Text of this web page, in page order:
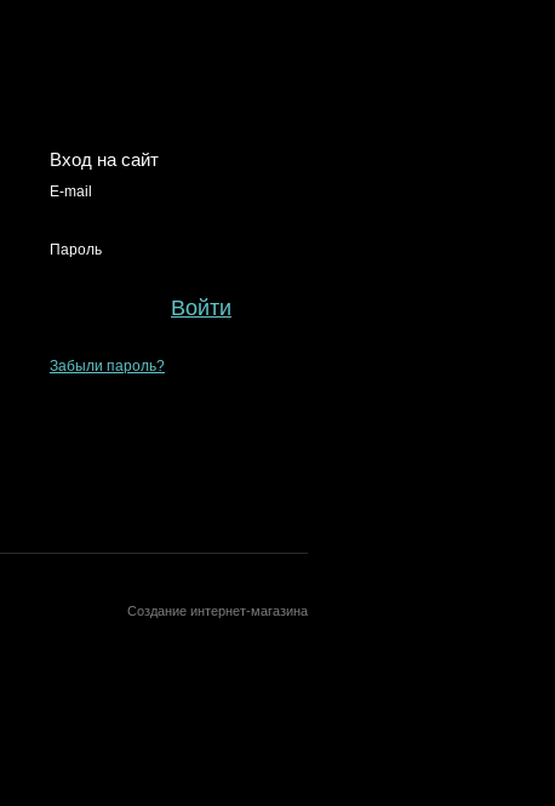
Вход на сайт
E-mail
Пароль
Войти
Забыли пароль?
Создание интернет-магазина